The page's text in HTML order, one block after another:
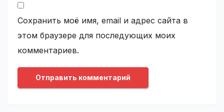
Сохранить моё имя, email и адрес сайта в
этом браузере для последующих моих
комментариев.